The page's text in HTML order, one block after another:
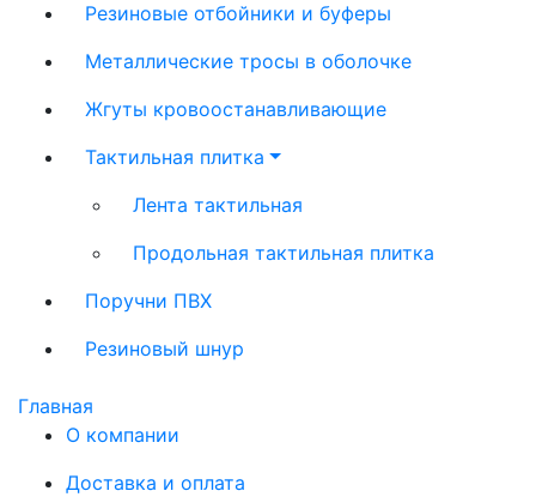
Резиновые отбойники и буферы
Металлические тросы в оболочке
Жгуты кровоостанавливающие
Тактильная плитка
Лента тактильная
Продольная тактильная плитка
Поручни ПВХ
Резиновый шнур
Главная
О компании
Доставка и оплата